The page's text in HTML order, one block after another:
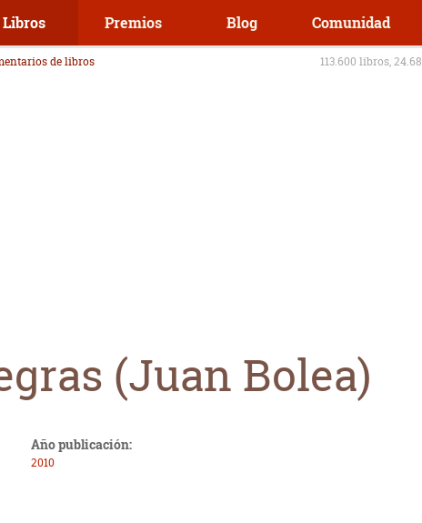
Libros Premios Blog Comunidad
de libros
113.600 libros,
(Juan Bolea)
Año publicación:
2010